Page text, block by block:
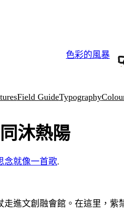
色彩的風暴
Field GuideTypography
沐熱陽
念就像一首歌.
進文創融會館。在這里，